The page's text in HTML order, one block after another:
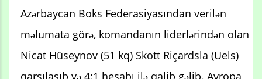
Azərbaycan Boks Federasiyasından verilən
məlumata görə, komandanın liderlərindən olan
Nicat Hüseynov (51 kq) Skott Riçardsla (Uels)
qarşılaşıb və 4:1 hesabı ilə qalib gəlib. Avropa